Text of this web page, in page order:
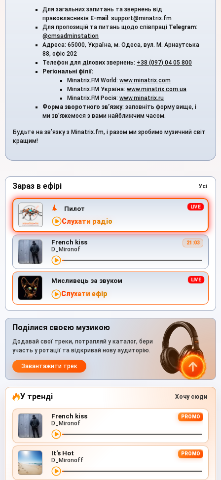
Для загальних запитань та звернень від
правовласників E-mail : support@minatrix.fm
Для пропозицій та питань щодо співпраці Telegram:
@cmsadminstation
Адреса: 65000, Україна, м. Одеса, вул. М. Арнаутська
88, офіс 202
Телефон для ділових звернень: +38 (097) 04 05 800
Регіональні філії:
Minatrix.FM World: www.minatrix.com
Minatrix.FM Україна: www.minatrix.com.ua
Minatrix.FM Росія: www.minatrix.ru
Форма зворотного зв’язку: заповніть форму вище, і
ми зв’яжемося з вами найближчим часом.
Будьте на зв’язку з Minatrix.fm, і разом ми зробимо музичний світ
кращим!
Зараз в ефірі Усі
Пилот
Слухати радіо
French kiss 21:03
D_Mironof
Мисливець за звуком
Слухати ефір
Поділися своєю музикою
Додавай свої треки, потрапляй у каталог, бери
участь у ротації та відкривай нову аудиторію.
Завантажити трек
У тренді Хочу сюди
French kiss PROMO
D_Mironof
It's Hot PROMO
D_Mironoff